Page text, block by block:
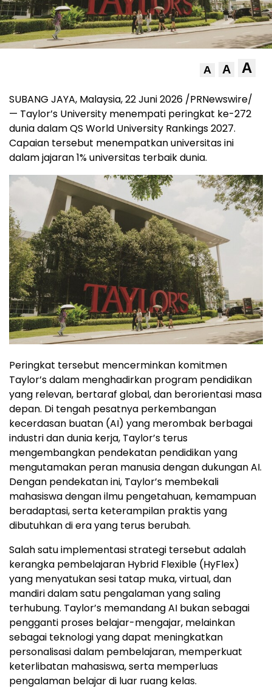
A A A
SUBANG JAYA, Malaysia, 22 Juni 2026 /PRNewswire/
— Taylor’s University menempati peringkat ke-272
dunia dalam QS World University Rankings 2027.
Capaian tersebut menempatkan universitas ini
dalam jajaran 1% universitas terbaik dunia.
Peringkat tersebut mencerminkan komitmen
Taylor’s dalam menghadirkan program pendidikan
yang relevan, bertaraf global, dan berorientasi masa
depan. Di tengah pesatnya perkembangan
kecerdasan buatan (AI) yang merombak berbagai
industri dan dunia kerja, Taylor’s terus
mengembangkan pendekatan pendidikan yang
mengutamakan peran manusia dengan dukungan AI.
Dengan pendekatan ini, Taylor’s membekali
mahasiswa dengan ilmu pengetahuan, kemampuan
beradaptasi, serta keterampilan praktis yang
dibutuhkan di era yang terus berubah.
Salah satu implementasi strategi tersebut adalah
kerangka pembelajaran Hybrid Flexible (HyFlex)
yang menyatukan sesi tatap muka, virtual, dan
mandiri dalam satu pengalaman yang saling
terhubung. Taylor’s memandang AI bukan sebagai
pengganti proses belajar-mengajar, melainkan
sebagai teknologi yang dapat meningkatkan
personalisasi dalam pembelajaran, memperkuat
keterlibatan mahasiswa, serta memperluas
pengalaman belajar di luar ruang kelas.